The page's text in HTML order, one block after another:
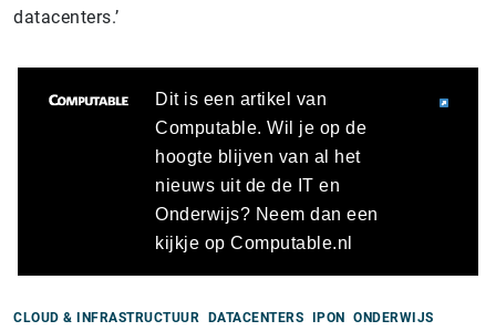
datacenters.’
Dit is een artikel van
Computable. Wil je op de
hoogte blijven van al het
nieuws uit de de IT en
Onderwijs? Neem dan een
kijkje op Computable.nl
CLOUD & INFRASTRUCTUUR DATACENTERS IPON ONDERWIJS